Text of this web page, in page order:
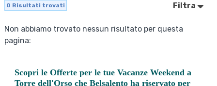
0 Risultati trovati Filtra
Non abbiamo trovato nessun risultato per questa
pagina:
Scopri leOfferte per le tue Vacanze Weekend a
Torre dell'Orso che Belsalento ha riservato per